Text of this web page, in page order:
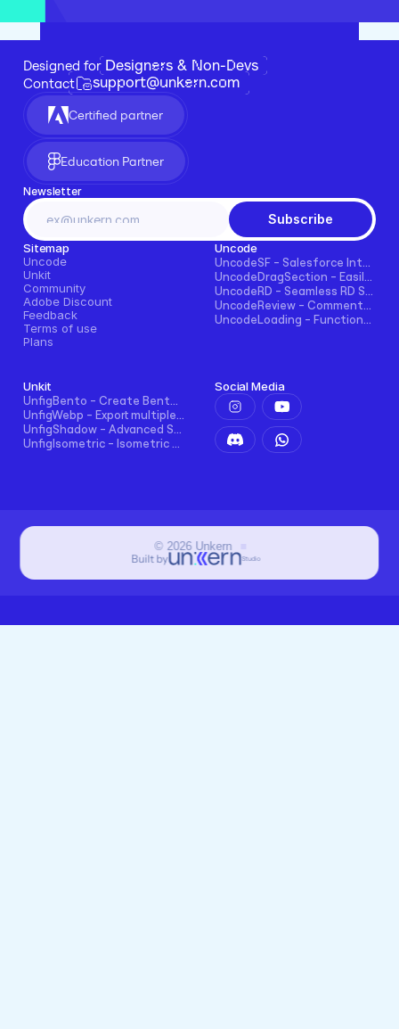
Designed for Designers & Non-Devs
Contact support@unkern.com
Certified partner
Education Partner
Newsletter
Subscribe
Sitemap
Uncode
Unkit
Community
Adobe Discount
Feedback
Terms of use
Plans
Uncode
Unkit
Social Media
© 2026 Unkern
Built by
Studio